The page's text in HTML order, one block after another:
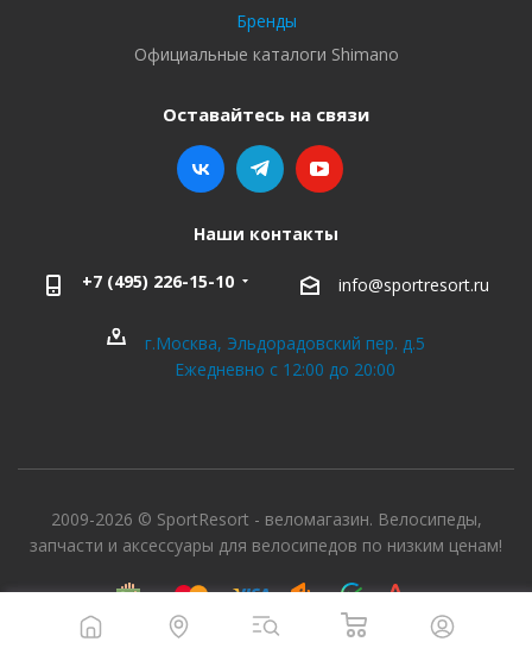
Бренды
Официальные каталоги Shimano
Оставайтесь на связи
Наши контакты
+7 (495) 226-15-10 info@sportresort.ru
г.Москва, Эльдорадовский пер. д.5
Ежедневно с 12:00 до 20:00
2009-2026 © SportResort - веломагазин. Велосипеды,
запчасти и аксессуары для велосипедов по низким ценам!